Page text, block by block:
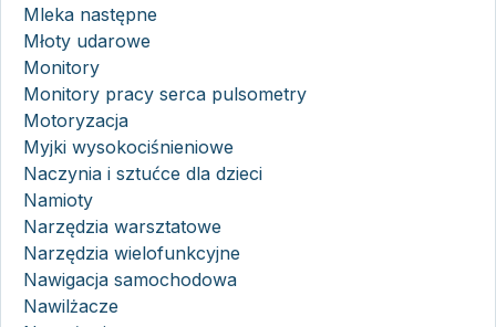
Mleka następne
Młoty udarowe
Monitory
Monitory pracy serca pulsometry
Motoryzacja
Myjki wysokociśnieniowe
Naczynia i sztućce dla dzieci
Namioty
Narzędzia warsztatowe
Narzędzia wielofunkcyjne
Nawigacja samochodowa
Nawilżacze